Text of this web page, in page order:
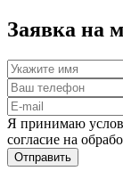
Заявка на
Я принимаю
согласие на
Отправить